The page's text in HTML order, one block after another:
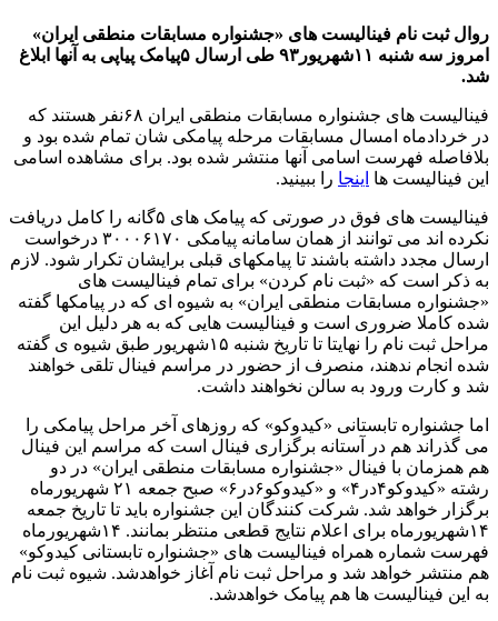
روال ثبت نام فینالیست های «جشنواره مسابقات منطقی ایران»
امروز سه شنبه ۱۱شهریور۹۳ طی ارسال ۵پیامک پیاپی به آنها ابلاغ
شد.
فینالیست های جشنواره مسابقات منطقی ایران ۶۸نفر هستند که
در خردادماه امسال مسابقات مرحله پیامکی شان تمام شده بود و
بلافاصله فهرست اسامی آنها منتشر شده بود. برای مشاهده اسامی
این فینالیست ها اینجا را ببینید.
فینالیست های فوق در صورتی که پیامک های ۵گانه را کامل دریافت
نکرده اند می توانند از همان سامانه پیامکی ۳۰۰۰۶۱۷۰ درخواست
ارسال مجدد داشته باشند تا پیامکهای قبلی برایشان تکرار شود. لازم
به ذکر است که «ثبت نام کردن» برای تمام فینالیست های
«جشنواره مسابقات منطقی ایران» به شیوه ای که در پیامکها گفته
شده کاملا ضروری است و فینالیست هایی که به هر دلیل این
مراحل ثبت نام را نهایتا تا تاریخ شنبه ۱۵شهریور طبق شیوه ی گفته
شده انجام ندهند، منصرف از حضور در مراسم فینال تلقی خواهند
شد و کارت ورود به سالن نخواهند داشت.
اما جشنواره تابستانی «کیدوکو» که روزهای آخر مراحل پیامکی را
می گذراند هم در آستانه برگزاری فینال است که مراسم این فینال
هم همزمان با فینال «جشنواره مسابقات منطقی ایران» در دو
رشته «کیدوکو۴در۴» و «کیدوکو۶در۶» صبح جمعه ۲۱ شهریورماه
برگزار خواهد شد. شرکت کنندگان این جشنواره باید تا تاریخ جمعه
۱۴شهریورماه برای اعلام نتایج قطعی منتظر بمانند. ۱۴شهریورماه
فهرست شماره همراه فینالیست های «جشنواره تابستانی کیدوکو»
هم منتشر خواهد شد و مراحل ثبت نام آغاز خواهدشد. شیوه ثبت نام
به این فینالیست ها هم پیامک خواهدشد.